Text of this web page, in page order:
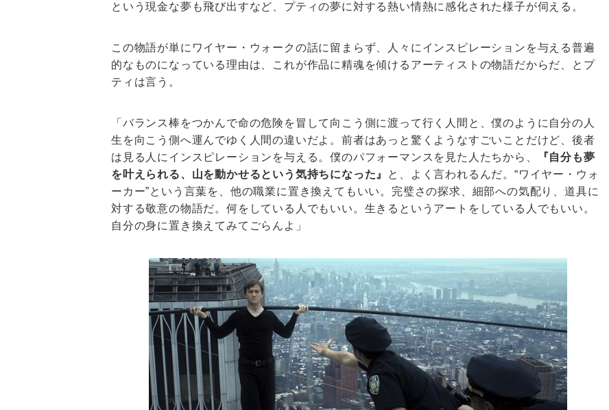
という現金な夢も飛び出すなど、プティの夢に対する熱い情熱に感化された様子が伺える。
この物語が単にワイヤー・ウォークの話に留まらず、人々にインスピレーションを与える普遍
的なものになっている理由は、これが作品に精魂を傾けるアーティストの物語だからだ、とプ
ティは言う。
「バランス棒をつかんで命の危険を冒して向こう側に渡って行く人間と、僕のように自分の人
生を向こう側へ運んでゆく人間の違いだよ。前者はあっと驚くようなすごいことだけど、後者
は見る人にインスピレーションを与える。僕のパフォーマンスを見た人たちから、
『自分も夢
を叶えられる、山を動かせるという気持ちになった』
と、よく言われるんだ。“ワイヤー・ウォ
ーカー”という言葉を、他の職業に置き換えてもいい。完璧さの探求、細部への気配り、道具に
対する敬意の物語だ。何をしている人でもいい。生きるというアートをしている人でもいい。
自分の身に置き換えてみてごらんよ」